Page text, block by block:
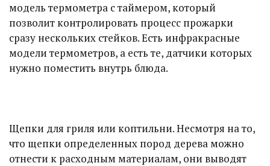
модель термометра с таймером, который
позволит контролировать процесс прожарки
сразу нескольких стейков. Есть инфракрасные
модели термометров, а есть те, датчики которых
нужно поместить внутрь блюда.
Щепки для гриля или коптильни. Несмотря на то,
что щепки определенных пород дерева можно
отнести к расходным материалам, они выводят